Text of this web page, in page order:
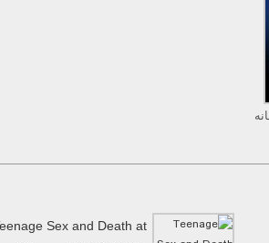
Sex and Death at